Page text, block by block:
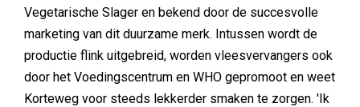
Vegetarische Slager en bekend door de succesvolle
marketing van dit duurzame merk. Intussen wordt de
productie flink uitgebreid, worden vleesvervangers ook
door het Voedingscentrum en WHO gepromoot en weet
Korteweg voor steeds lekkerder smaken te zorgen. 'Ik